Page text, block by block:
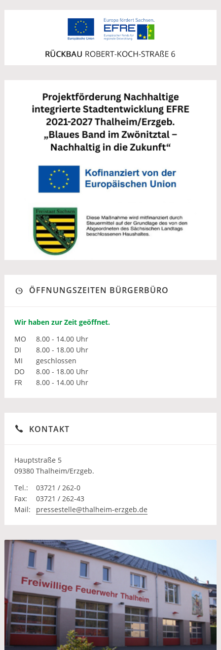
ÖFFNUNGSZEITEN BÜRGERBÜRO
Wir haben zur Zeit geöffnet.
MO
8.00 - 14.00 Uhr
DI
8.00 - 18.00 Uhr
MI
geschlossen
DO
8.00 - 18.00 Uhr
FR
8.00 - 14.00 Uhr
KONTAKT
Hauptstraße 5
09380 Thalheim/Erzgeb.
Tel.:
03721 / 262-0
Fax:
03721 / 262-43
Mail:
pressestelle@thalheim-erzgeb.de